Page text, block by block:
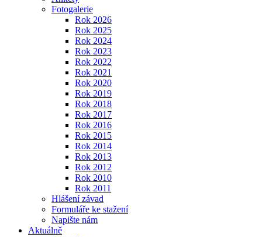
Fotogalerie
Rok 2026
Rok 2025
Rok 2024
Rok 2023
Rok 2022
Rok 2021
Rok 2020
Rok 2019
Rok 2018
Rok 2017
Rok 2016
Rok 2015
Rok 2014
Rok 2013
Rok 2012
Rok 2010
Rok 2011
Hlášení závad
Formuláře ke stažení
Napište nám
Aktuálně